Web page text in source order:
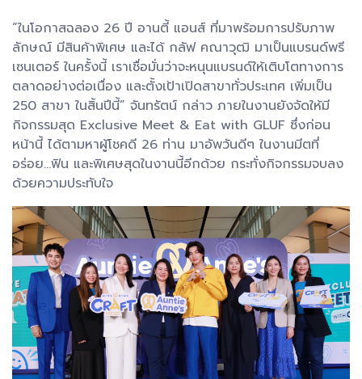
“ในโอกาสฉลอง 26 ปี อานตี้ แอนส์ ที่มาพร้อมการปรับภาพ
ลักษณ์ มีสินค้าพิเศษ และได้ กลัฟ คณาวุฒิ มาเป็นแบรนด์พรี
เซนเตอร์ ในครั้งนี้ เราเชื่อมั่นว่าจะหนุนแบรนด์ให้เติบโตทางการ
ตลาดอย่างต่อเนื่อง และตั้งเป้าเปิดสาขาทั่วประเทศ เพิ่มเป็น
250 สาขา ในสิ้นปีนี้” จันทรัตน์ กล่าว ภายในงานยังจัดให้มี
กิจกรรมสุด Exclusive Meet & Eat with GLUF ซึ่งก่อน
หน้านี้ ได้ตามหาผู้โชคดี 26 ท่าน มาอัพวันดีๆ ในงานมีตที่
อร่อย...ฟิน และพิเศษสุดในงานนี้อีกด้วย กระทั่งกิจกรรมจบลง
ด้วยความประทับใจ